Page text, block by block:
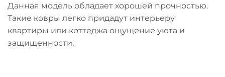
Данная модель обладает хорошей прочностью.
Такие ковры легко придадут интерьеру
квартиры или коттеджа ощущение уюта и
защищенности.